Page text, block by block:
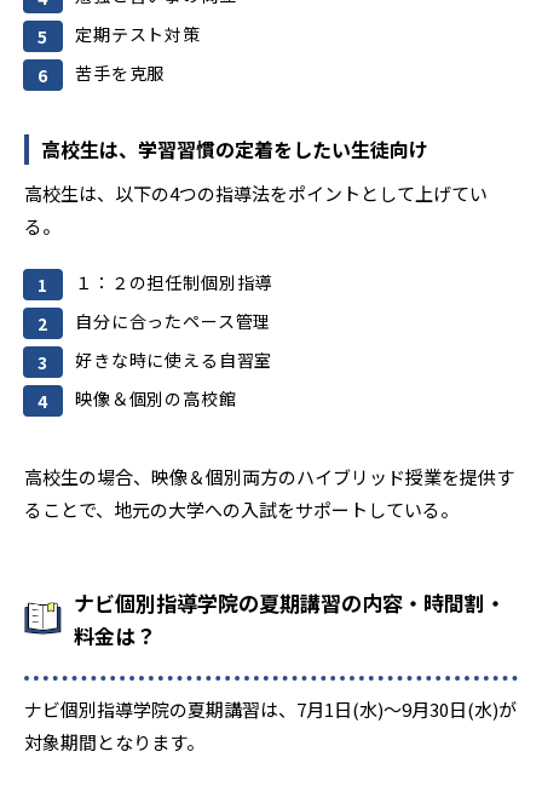
定期テスト対策
苦手を克服
高校生は、学習習慣の定着をしたい生徒向け
高校生は、以下の4つの指導法をポイントとして上げてい
る。
１：２の担任制個別指導
自分に合ったペース管理
好きな時に使える自習室
映像＆個別の高校館
高校生の場合、映像＆個別両方のハイブリッド授業を提供す
ることで、地元の大学への入試をサポートしている。
ナビ個別指導学院の夏期講習の内容・時間割・
料金は？
ナビ個別指導学院の夏期講習は、7月1日(水)〜9月30日(水)が
対象期間となります。